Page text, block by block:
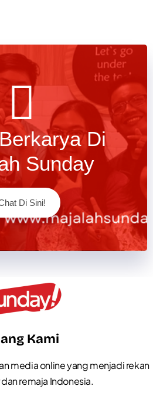
Di
Sunday
Di Sini!
Kami
media online yang menjadi rekan
remaja Indonesia.